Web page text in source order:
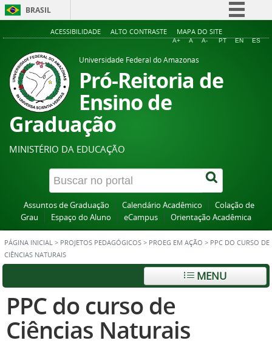
BRASIL
Simplifique!
Acesso à informação
ACESSIBILIDADE ALTO CONTRASTE MAPA DO SITE
A+ A A- PT EN ES
Universidade Federal do Amazonas
Pró-Reitoria de
Ensino de
Graduação
MINISTÉRIO DA EDUCAÇÃO
Assuntos de Graduação Calendário Acadêmico
Colação de
Grau
Espaço do Aluno eCampus Orientação Acadêmica
PÁGINA INICIAL > PROJETOS PEDAGÓGICOS > PROEG EM AÇÃO > PPC DO CURSO DE
CIÊNCIAS NATURAIS
MENU
PPC do curso de
Ciências Naturais